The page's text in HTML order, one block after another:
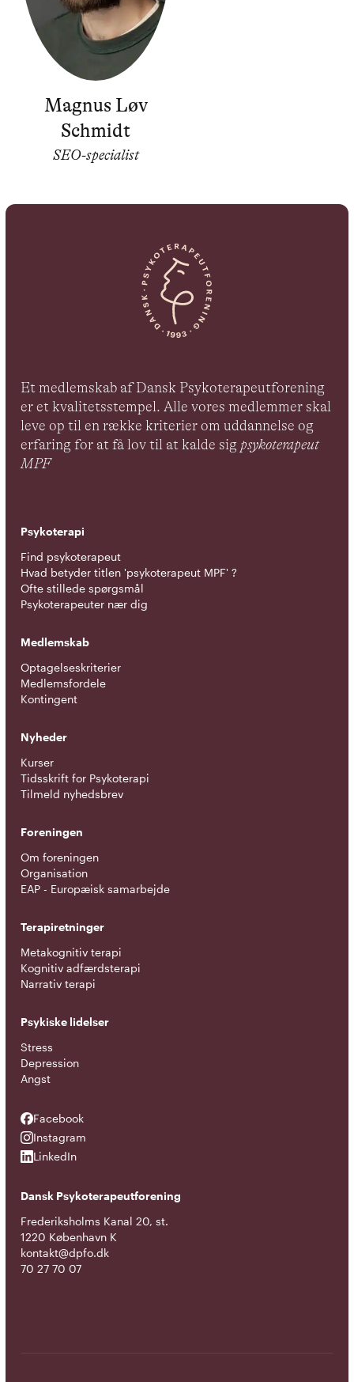
Magnus Løv
Schmidt
SEO-specialist
Et medlemskab af Dansk Psykoterapeutforening
er et kvalitetsstempel. Alle vores medlemmer skal
leve op til en række kriterier om uddannelse og
erfaring for at få lov til at kalde sig psykoterapeut
MPF
Psykoterapi
Find psykoterapeut
Hvad betyder titlen 'psykoterapeut MPF' ?
Ofte stillede spørgsmål
Psykoterapeuter nær dig
Medlemskab
Optagelseskriterier
Medlemsfordele
Kontingent
Nyheder
Kurser
Tidsskrift for Psykoterapi
Tilmeld nyhedsbrev
Foreningen
Om foreningen
Organisation
EAP - Europæisk samarbejde
Terapiretninger
Metakognitiv terapi
Kognitiv adfærdsterapi
Narrativ terapi
Psykiske lidelser
Stress
Depression
Angst
Facebook
Facebook
Instagram
Instagram
LinkedIn
LinkedIn
Dansk Psykoterapeutforening
Frederiksholms Kanal 20, st.
1220 København K
kontakt@dpfo.dk
70 27 70 07